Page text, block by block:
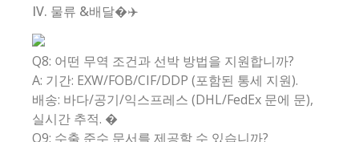
IV. 물류 &배달�✈️
Q8: 어떤 무역 조건과 선박 방법을 지원합니까?
A: 기간: EXW/FOB/CIF/DDP (포함된 통세 지원).
배송: 바다/공기/익스프레스 (DHL/FedEx 문에 문),
실시간 추적. �
Q9: 수출 준수 문서를 제공할 수 있습니까?